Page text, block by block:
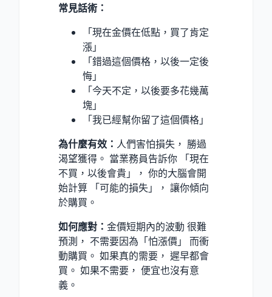
常見話術：
「現在金價在低點，買了肯定
漲」
「錯過這個價格，以後一定後
悔」
「今天不定，以後要多花幾萬
塊」
「我已經幫你留了這個價格」
為什麼有效： 人們害怕損失， 勝過
渴望獲得。 當業務員告訴你 「現在
不買，以後會貴」， 你的大腦會開
始計算 「可能的損失」， 讓你傾向
於購買。
如何應對： 金價短期內的波動 很難
預測， 不需要因為「怕漲價」 而衝
動購買。 如果真的需要， 遲早都會
買。 如果不需要， 便宜也沒有意
義。